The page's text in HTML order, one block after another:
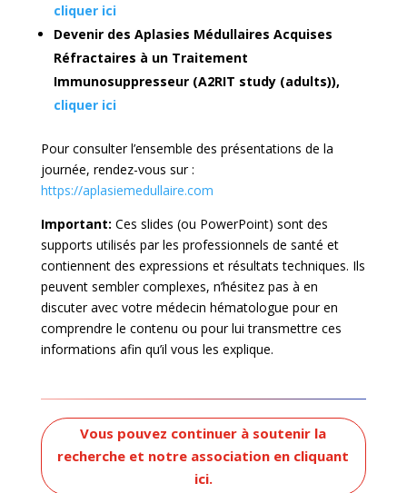
cliquer ici
Devenir des Aplasies Médullaires Acquises
Réfractaires à un Traitement
Immunosuppresseur (A2RIT study (adults)),
cliquer ici
Pour consulter l’ensemble des présentations de la
journée, rendez-vous sur :
https://aplasiemedullaire.com
Important: Ces slides (ou PowerPoint) sont des
supports utilisés par les professionnels de santé et
contiennent des expressions et résultats techniques. Ils
peuvent sembler complexes, n’hésitez pas à en
discuter avec votre médecin hématologue pour en
comprendre le contenu ou pour lui transmettre ces
informations afin qu’il vous les explique.
Vous pouvez continuer à soutenir la
recherche et notre association en cliquant
ici.